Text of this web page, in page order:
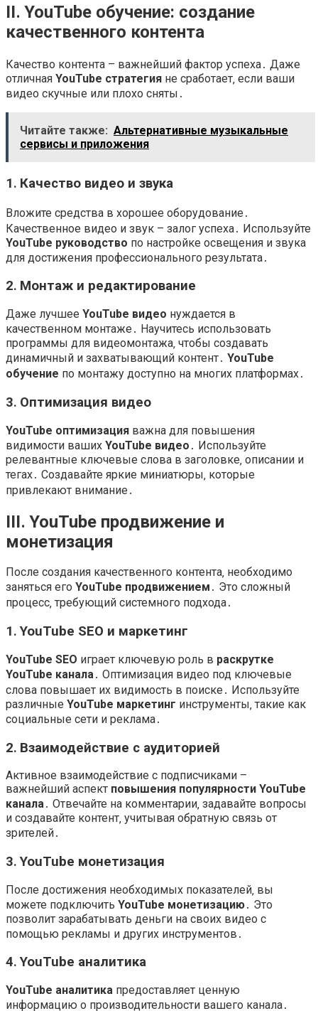
II․ YouTube обучение: создание
качественного контента
Качество контента – важнейший фактор успеха․ Даже
отличная YouTube стратегия не сработает‚ если ваши
видео скучные или плохо сняты․
Читайте также: Альтернативные музыкальные
сервисы и приложения
1․ Качество видео и звука
Вложите средства в хорошее оборудование․
Качественное видео и звук – залог успеха․ Используйте
YouTube руководство по настройке освещения и звука
для достижения профессионального результата․
2․ Монтаж и редактирование
Даже лучшее YouTube видео нуждается в
качественном монтаже․ Научитесь использовать
программы для видеомонтажа‚ чтобы создавать
динамичный и захватывающий контент․ YouTube
обучение по монтажу доступно на многих платформах․
3․ Оптимизация видео
YouTube оптимизация важна для повышения
видимости ваших YouTube видео ․ Используйте
релевантные ключевые слова в заголовке‚ описании и
тегах․ Создавайте яркие миниатюры‚ которые
привлекают внимание․
III․ YouTube продвижение и
монетизация
После создания качественного контента‚ необходимо
заняться его YouTube продвижением ․ Это сложный
процесс‚ требующий системного подхода․
1․ YouTube SEO и маркетинг
YouTube SEO играет ключевую роль в раскрутке
YouTube канала․ Оптимизация видео под ключевые
слова повышает их видимость в поиске․ Используйте
различные YouTube маркетинг инструменты‚ такие как
социальные сети и реклама․
2․ Взаимодействие с аудиторией
Активное взаимодействие с подписчиками –
важнейший аспект повышения популярности YouTube
канала․ Отвечайте на комментарии‚ задавайте вопросы
и создавайте контент‚ учитывая обратную связь от
зрителей․
3․ YouTube монетизация
После достижения необходимых показателей‚ вы
можете подключить YouTube монетизацию․ Это
позволит зарабатывать деньги на своих видео с
помощью рекламы и других инструментов․
4․ YouTube аналитика
YouTube аналитика предоставляет ценную
информацию о производительности вашего канала․